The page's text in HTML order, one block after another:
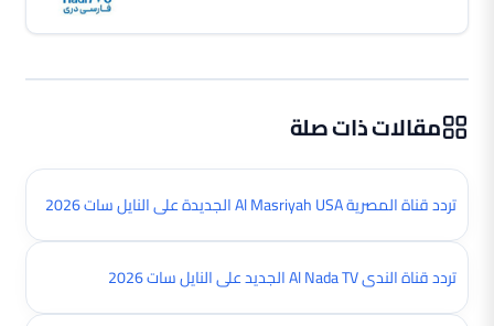
مقالات ذات صلة
تردد قناة المصرية Al Masriyah USA الجديدة على النايل سات 2026
تردد قناة الندى Al Nada TV الجديد على النايل سات 2026